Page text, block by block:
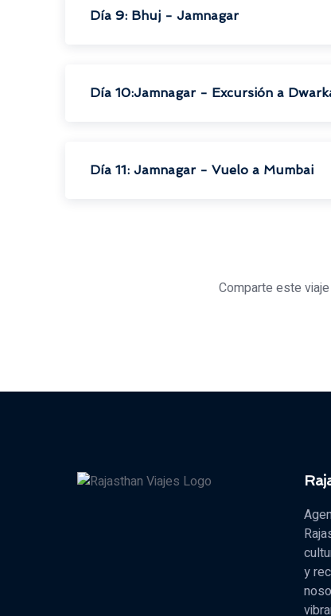
Día 9: Bhuj - Jamnagar
Día 10:Jamnagar - Excursión a
Día 11: Jamnagar - Vuelo a Mumbai
Comparte este viaje
y